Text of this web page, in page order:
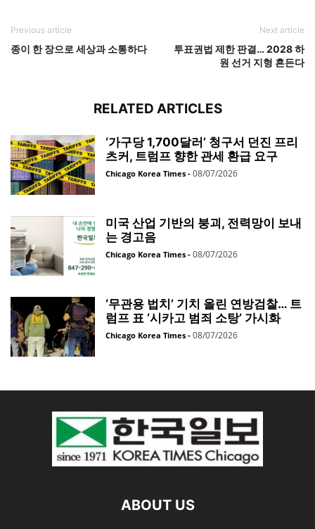
Previous article
종이 한 장으로 세상과 소통하다
Next article
투표권법 제한 판결… 2028 하
원 선거 지형 흔든다
RELATED ARTICLES
‘가구당 1,700달러’ 청구서 던진 프리
츠커, 트럼프 향한 관세 환급 요구
Chicago Korea Times - 08/07/2026
미국 산업 기반의 붕괴, 전력망이 보내
는 경고음
Chicago Korea Times - 08/07/2026
‘무관용 법치’ 기치 올린 연방검찰… 트
럼프 표 ‘시카고 범죄 소탕’ 가시화
Chicago Korea Times - 08/07/2026
ABOUT US